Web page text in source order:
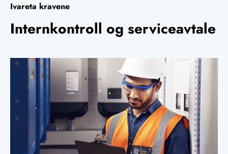
Ivareta kravene
Internkontroll og serviceavtale